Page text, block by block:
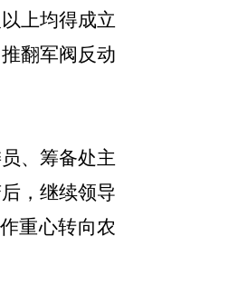
以上均得成立
翻军阀反动
、筹备处主
，继续领导
重心转向农